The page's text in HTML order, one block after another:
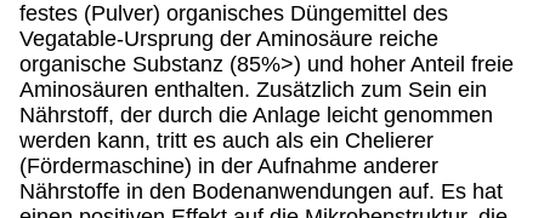
festes (Pulver) organisches Düngemittel des
Vegatable-Ursprung der Aminosäure reiche
organische Substanz (85%>) und hoher Anteil freie
Aminosäuren enthalten. Zusätzlich zum Sein ein
Nährstoff, der durch die Anlage leicht genommen
werden kann, tritt es auch als ein Chelierer
(Fördermaschine) in der Aufnahme anderer
Nährstoffe in den Bodenanwendungen auf. Es hat